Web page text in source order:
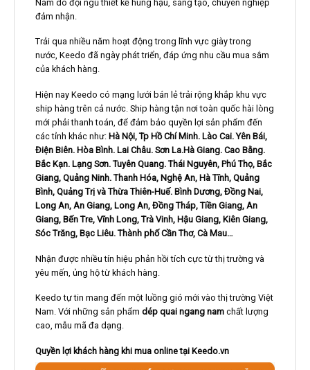
Nam do đội ngũ thiết kế hùng hậu, sáng tạo, chuyên nghiệp
đảm nhận.
Trải qua nhiều năm hoạt động trong lĩnh vực giày trong
nước, Keedo đã ngày phát triển, đáp ứng nhu cầu mua sắm
của khách hàng.
Hiện nay Keedo có mạng lưới bán lẻ trải rộng khắp khu vực
ship hàng trên cả nước. Ship hàng tận nơi toàn quốc hài lòng
mới phải thanh toán, để đảm bảo quyền lợi sản phẩm đến
các tỉnh khác như: Hà Nội, Tp Hồ Chí Minh. Lào Cai. Yên Bái,
Điện Biên. Hòa Bình. Lai Châu. Sơn La.Hà Giang. Cao Bằng.
Bắc Kạn. Lạng Sơn. Tuyên Quang. Thái Nguyên, Phú Thọ, Bắc
Giang, Quảng Ninh. Thanh Hóa, Nghệ An, Hà Tĩnh, Quảng
Bình, Quảng Trị và Thừa Thiên-Huế. Bình Dương, Đồng Nai,
Long An, An Giang, Long An, Đồng Tháp, Tiền Giang, An
Giang, Bến Tre, Vĩnh Long, Trà Vinh, Hậu Giang, Kiên Giang,
Sóc Trăng, Bạc Liêu. Thành phố Cần Thơ, Cà Mau…
Nhận được nhiều tín hiệu phản hồi tích cực từ thị trường và
yêu mến, ủng hộ từ khách hàng.
Keedo tự tin mang đến một luồng gió mới vào thị trường Việt
Nam. Với những sản phẩm dép quai ngang namchất lượng
cao, mẫu mã đa dạng.
Quyền lợi khách hàng khi mua online tại Keedo.vn